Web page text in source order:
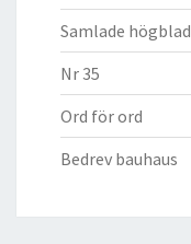
Samlade högblad
Nr 35
Ord för ord
Bedrev bauhaus